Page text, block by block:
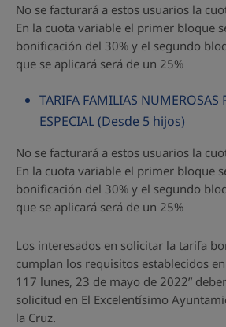
No se facturará a estos usuarios la
En la cuota variable el primer bloque
bonificación del 30% y el segundo
que se aplicará será de un 25%
TARIFA FAMILIAS NUMEROSAS
ESPECIAL (Desde 5 hijos)
No se facturará a estos usuarios la
En la cuota variable el primer bloque
bonificación del 30% y el segundo
que se aplicará será de un 25%
Los interesados en solicitar la tarifa
cumplan los requisitos establecidos
117 lunes, 23 de mayo de 2022”
solicitud en El Excelentísimo
la Cruz.